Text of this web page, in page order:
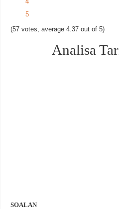
5
(57 votes, average 4.37 out of 5)
Analisa
SOALAN